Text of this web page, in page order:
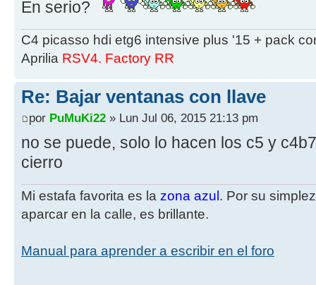
En serio?
C4 picasso hdi etg6 intensive plus '15 + pack
Aprilia RSV4. Factory RR
Re: Bajar ventanas con llave
por PuMuKi22 » Lun Jul 06, 2015 21:13 pm
no se puede, solo lo hacen los c5 y
cierro
Mi estafa favorita es la zona azul. Por su
aparcar en la calle, es brillante.
Manual para aprender a escribir en el foro